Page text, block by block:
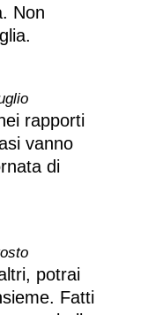
Non
rapporti
vanno
di
potrai
Fatti